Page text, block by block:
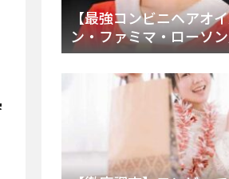
【最強コンビニヘアオ
ン・ファミマ・ローソ
は？今すぐ買えるおす
徹底調査！